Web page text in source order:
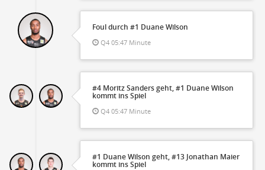
Foul durch #1 Duane Wilson
Q4 05:47 Minute
#4 Moritz Sanders geht, #1 Duane Wilson
kommt ins Spiel
Q4 05:47 Minute
#1 Duane Wilson geht, #13 Jonathan Maier
kommt ins Spiel